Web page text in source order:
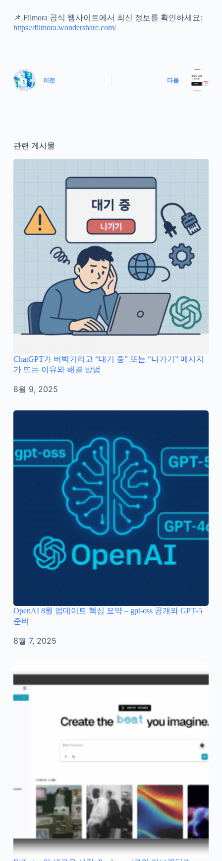
📌 Filmora 공식 웹사이트에서 최신 정보를 확인하세요:
https://filmora.wondershare.com/
이전 다음
관련 게시물
ChatGPT가 버벅거리고 “대기 중” 또는 “나가기” 메시지
가 뜨는 이유와 해결 방법
8월 9, 2025
OpenAI 8월 업데이트 핵심 요약 – gpt‑oss 공개와 GPT‑5
준비
8월 7, 2025